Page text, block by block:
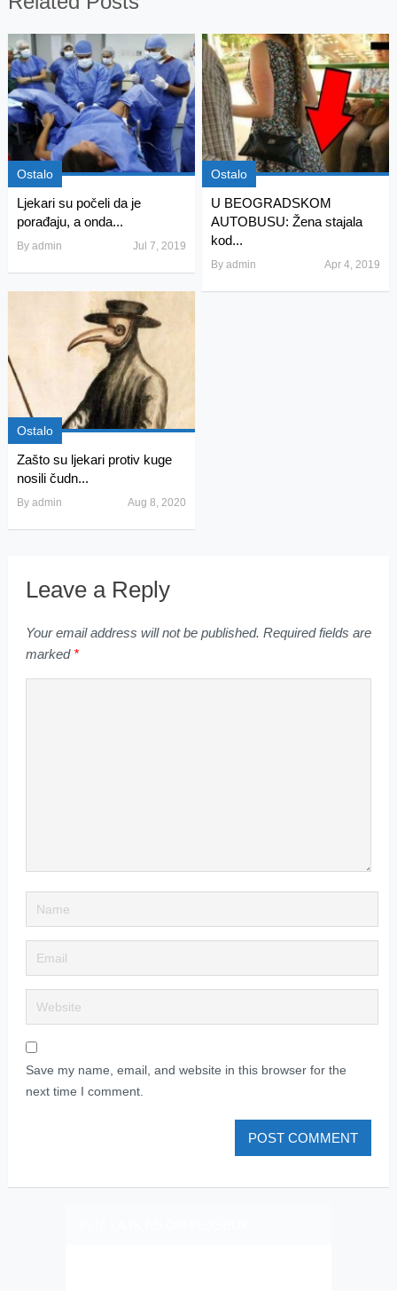
Ostalo
Ljekari su počeli da je
porađaju, a onda...
By admin Jul 7, 2019
Ostalo
U BEOGRADSKOM
AUTOBUSU: Žena stajala
kod...
Byadmin Apr 4, 2019
Ostalo
Zašto su ljekari protiv kuge
nosili čudn...
By admin Aug 8, 2020
Leave a Reply
Your email address will not be published. Required fields are
marked *
Save my name, email, and website in this browser for the
next time I comment.